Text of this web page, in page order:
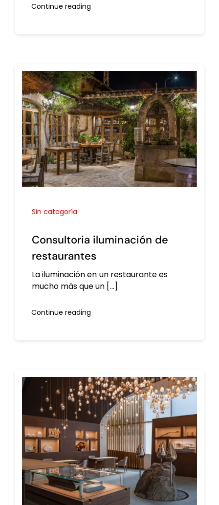
Continue reading
Sin categoría
Consultoria iluminación de
restaurantes
La iluminación en un restaurante es
mucho más que un [...]
Continue reading